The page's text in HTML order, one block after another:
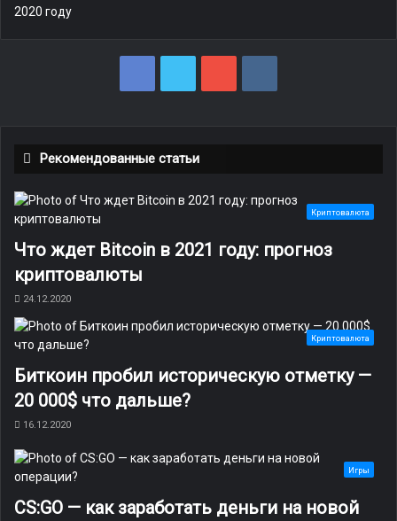
b
o
o
t
e
u o
Рекомендованные статьи
Криптовалюта
Что ждет Bitcoin в 2021 году: прогноз
криптовалюты
24.12.2020
Криптовалюта
Биткоин пробил историческую отметку —
20 000$ что дальше?
16.12.2020
Игры
CS:GO — как заработать деньги на новой